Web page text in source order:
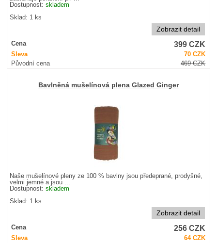
Dostupnost:skladem
Sklad: 1 ks
Zobrazit detail
Cena 399CZK
Sleva 70CZK
Původní cena
469CZK
Bavlněná mušelínová plena Glazed Ginger
Naše mušelínové pleny ze 100 % bavlny jsou předeprané, prodyšné,
velmi jemné a jsou ...
Dostupnost:skladem
Sklad: 1 ks
Zobrazit detail
Cena 256CZK
Sleva 64CZK